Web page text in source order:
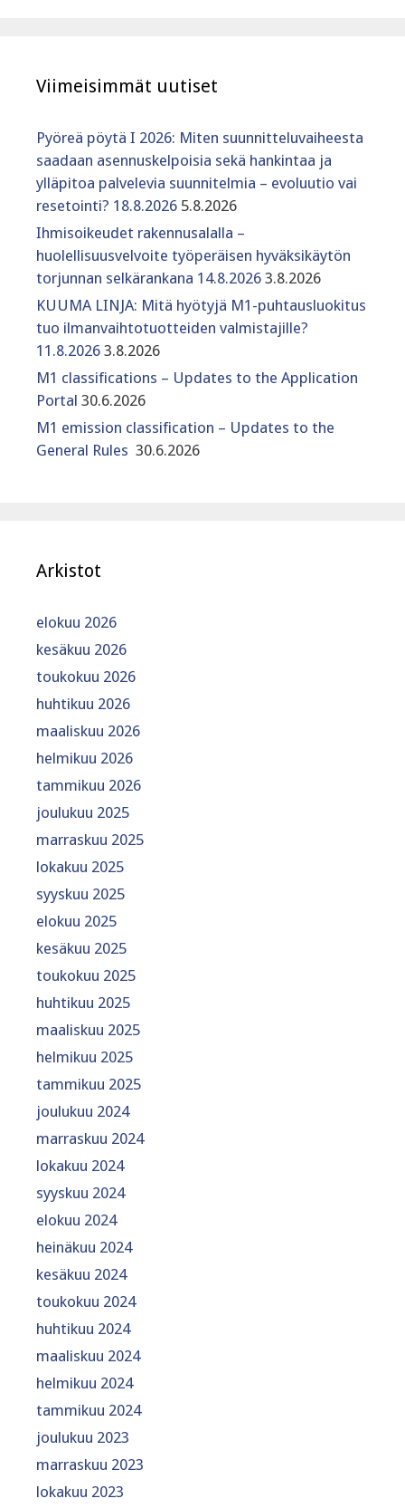
Viimeisimmät uutiset
Pyöreä pöytä I 2026: Miten suunnitteluvaiheesta
saadaan asennuskelpoisia sekä hankintaa ja
ylläpitoa palvelevia suunnitelmia – evoluutio vai
resetointi? 18.8.2026 5.8.2026
Ihmisoikeudet rakennusalalla –
huolellisuusvelvoite työperäisen hyväksikäytön
torjunnan selkärankana 14.8.2026 3.8.2026
KUUMA LINJA: Mitä hyötyjä M1-puhtausluokitus
tuo ilmanvaihtotuotteiden valmistajille?
11.8.2026 3.8.2026
M1 classifications – Updates to the Application
Portal 30.6.2026
M1 emission classification – Updates to the
General Rules 30.6.2026
Arkistot
elokuu 2026
kesäkuu 2026
toukokuu 2026
huhtikuu 2026
maaliskuu 2026
helmikuu 2026
tammikuu 2026
joulukuu 2025
marraskuu 2025
lokakuu 2025
syyskuu 2025
elokuu 2025
kesäkuu 2025
toukokuu 2025
huhtikuu 2025
maaliskuu 2025
helmikuu 2025
tammikuu 2025
joulukuu 2024
marraskuu 2024
lokakuu 2024
syyskuu 2024
elokuu 2024
heinäkuu 2024
kesäkuu 2024
toukokuu 2024
huhtikuu 2024
maaliskuu 2024
helmikuu 2024
tammikuu 2024
joulukuu 2023
marraskuu 2023
lokakuu 2023